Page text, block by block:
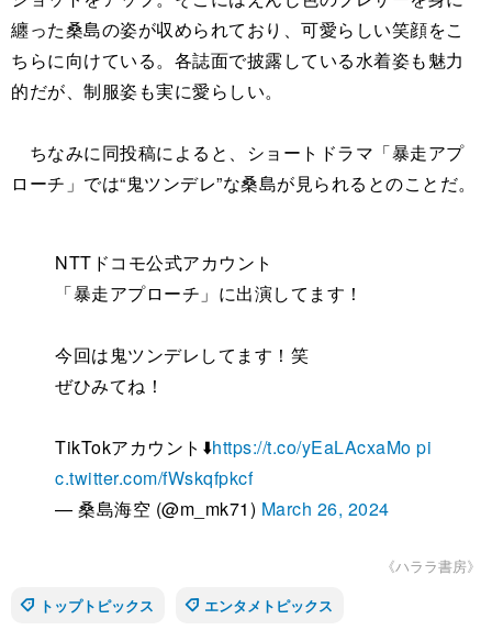
纏った桑島の姿が収められており、可愛らしい笑顔をこ
ちらに向けている。各誌面で披露している水着姿も魅力
的だが、制服姿も実に愛らしい。
ちなみに同投稿によると、ショートドラマ「暴走アプ
ローチ」では“鬼ツンデレ”な桑島が見られるとのことだ。
NTTドコモ公式アカウント
「暴走アプローチ」に出演してます！
今回は鬼ツンデレしてます！笑
ぜひみてね！
TikTokアカウント⬇️https://t.co/yEaLAcxaMo pi
c.twitter.com/fWskqfpkcf
— 桑島海空 (@m_mk71) March 26, 2024
《ハララ書房》
トップトピックス
エンタメトピックス